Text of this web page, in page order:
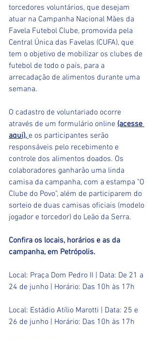
torcedores voluntários, que desejam
atuar na Campanha Nacional Mães da
Favela Futebol Clube, promovida pela
Central Única das Favelas (CUFA), que
tem o objetivo de mobilizar os clubes de
futebol de todo o país, para a
arrecadação de alimentos durante uma
semana.
O cadastro de voluntariado ocorre
através de um formulário online (acesse
aqui), e os participantes serão
responsáveis pelo recebimento e
controle dos alimentos doados. Os
colaboradores ganharão uma linda
camisa da campanha, com a estampa "O
Clube do Povo", além de participarem do
sorteio de duas camisas oficiais (modelo
jogador e torcedor) do Leão da Serra.
Confira os locais, horários e as da
campanha, em Petrópolis.
Local: Praça Dom Pedro II | Data: De 21 a
24 de junho | Horário: Das 10h às 17h
Local: Estádio Atílio Marotti | Data: 25 e
26 de junho | Horário: Das 10h às 17h